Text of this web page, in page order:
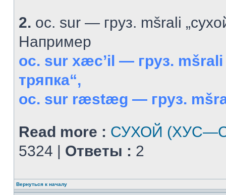
2. ос. sur — груз. mšrali
Например
ос. sur xæc’il — груз. mšrali
тряпка“,
ос. sur ræstæg — груз.
Read more : СУХОЙ
5324 | Ответы : 2
Вернуться к началу